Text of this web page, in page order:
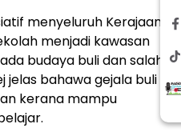
menyeluruh Kerajaan
menjadi kawasan
budaya buli dan salah
jelas bahawa gejala buli
kerana mampu